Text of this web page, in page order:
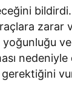
zarar
ve